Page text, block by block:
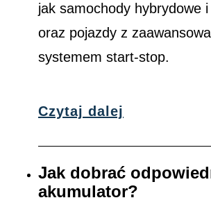
jak samochody hybrydowe
oraz pojazdy z
systemem start-stop.
Czytaj dalej
Jak dobrać
akumulator?